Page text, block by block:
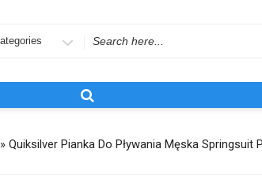
» Quiksilver Pianka Do Pływania Męska